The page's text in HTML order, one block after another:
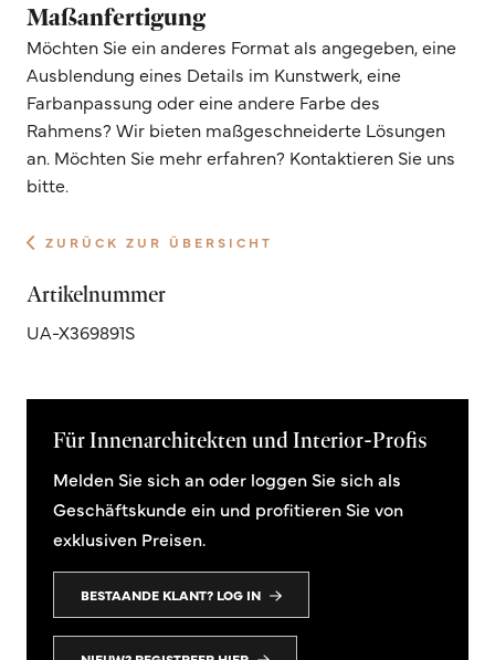
Maßanfertigung
Möchten Sie ein anderes Format als angegeben, eine
Ausblendung eines Details im Kunstwerk, eine
Farbanpassung oder eine andere Farbe des
Rahmens? Wir bieten maßgeschneiderte Lösungen
an. Möchten Sie mehr erfahren? Kontaktieren Sie uns
bitte.
ZURÜCK ZUR ÜBERSICHT
Artikelnummer
UA-X369891S
Für Innenarchitekten und Interior-Profis
Melden Sie sich an oder loggen Sie sich als
Geschäftskunde ein und profitieren Sie von
exklusiven Preisen.
BESTAANDE KLANT? LOG IN